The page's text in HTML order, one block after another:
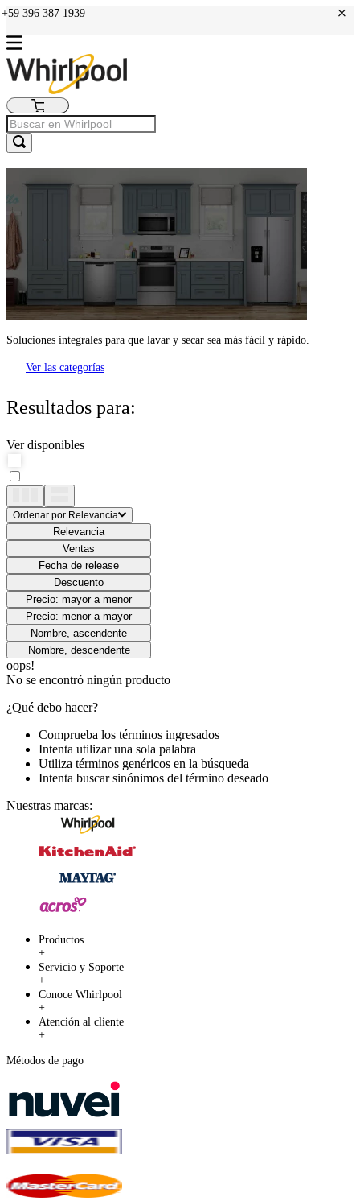
396 387 1939 +
Soluciones integrales para que lavar y secar sea más fácil y rápido.
Ver las categorías
Resultados para:
Ver disponibles
Ordenar por Relevancia
Relevancia
Ventas
Fecha de release
Descuento
Precio: mayor a menor
Precio: menor a mayor
Nombre, ascendente
Nombre, descendente
oops!
No se encontró ningún producto
¿Qué debo hacer?
Comprueba los términos ingresados
Intenta utilizar una sola palabra
Utiliza términos genéricos en la búsqueda
Intenta buscar sinónimos del término deseado
Nuestras marcas:
Productos
+
Servicio y Soporte
+
Conoce Whirlpool
+
Atención al cliente
+
Métodos de pago